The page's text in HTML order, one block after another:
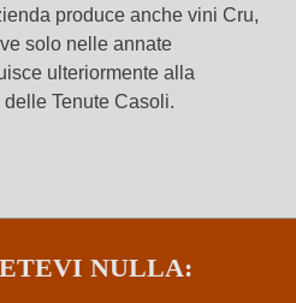
produce anche vini Cru,
solo nelle annate
ulteriormente alla
Tenute Casoli.
NULLA: